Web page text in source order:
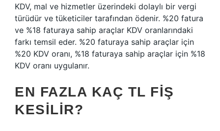
KDV, mal ve hizmetler üzerindeki dolaylı bir vergi
türüdür ve tüketiciler tarafından ödenir. %20 fatura
ve %18 faturaya sahip araçlar KDV oranlarındaki
farkı temsil eder. %20 faturaya sahip araçlar için
%20 KDV oranı, %18 faturaya sahip araçlar için %18
KDV oranı uygulanır.
EN FAZLA KAÇ TL FIŞ
KESILIR?